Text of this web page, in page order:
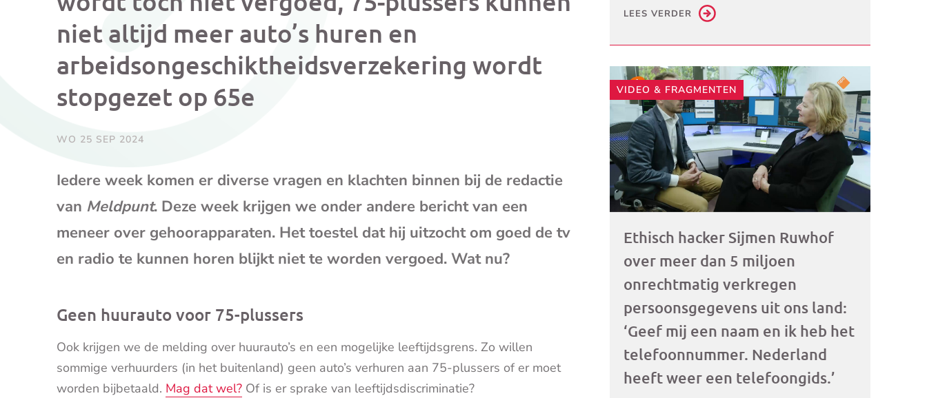
mailprogramma)
niet altijd meer auto’s huren en
arbeidsongeschiktheidsverzekering wordt
stopgezet op 65e
WO 25 SEP 2024
Iedere week komen er diverse vragen en klachten binnen bij de redactie
van Meldpunt. Deze week krijgen we onder andere bericht van een
meneer over gehoorapparaten. Het toestel dat hij uitzocht om goed de tv
en radio te kunnen horen blijkt niet te worden vergoed. Wat nu?
Geen huurauto voor 75-plussers
Ook krijgen we de melding over huurauto’s en een mogelijke leeftijdsgrens. Zo willen
sommige verhuurders (in het buitenland) geen auto’s verhuren aan 75-plussers of er moet
worden bijbetaald. Mag dat wel? Of is er sprake van leeftijdsdiscriminatie?
LEES VERDER
VIDEO & FRAGMENTEN
Ethisch hacker Sijmen Ruwhof
over meer dan 5 miljoen
onrechtmatig verkregen
persoonsgegevens uit ons land:
‘Geef mij een naam en ik heb het
telefoonnummer. Nederland
heeft weer een telefoongids.’